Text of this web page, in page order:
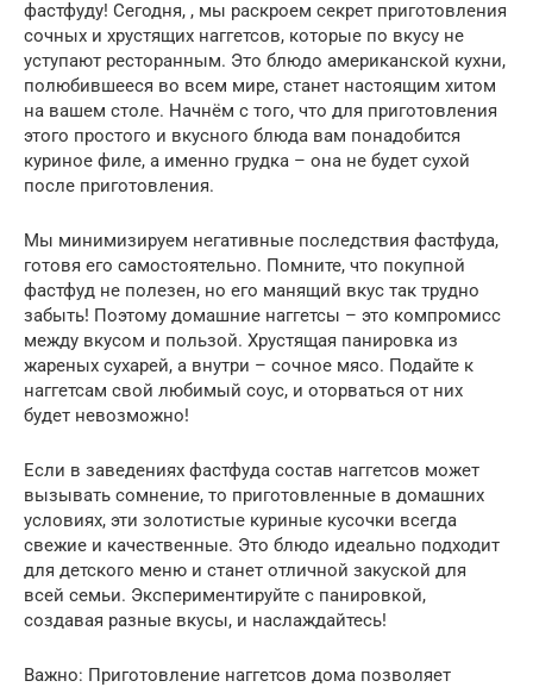
фастфуду! Сегодня, , мы раскроем секрет приготовления
сочных и хрустящих наггетсов, которые по вкусу не
уступают ресторанным. Это блюдо американской кухни,
полюбившееся во всем мире, станет настоящим хитом
на вашем столе. Начнём с того, что для приготовления
этого простого и вкусного блюда вам понадобится
куриное филе, а именно грудка – она не будет сухой
после приготовления.
Мы минимизируем негативные последствия фастфуда,
готовя его самостоятельно. Помните, что покупной
фастфуд не полезен, но его манящий вкус так трудно
забыть! Поэтому домашние наггетсы – это компромисс
между вкусом и пользой. Хрустящая панировка из
жареных сухарей, а внутри – сочное мясо. Подайте к
наггетсам свой любимый соус, и оторваться от них
будет невозможно!
Если в заведениях фастфуда состав наггетсов может
вызывать сомнение, то приготовленные в домашних
условиях, эти золотистые куриные кусочки всегда
свежие и качественные. Это блюдо идеально подходит
для детского меню и станет отличной закуской для
всей семьи. Экспериментируйте с панировкой,
создавая разные вкусы, и наслаждайтесь!
Важно: Приготовление наггетсов дома позволяет